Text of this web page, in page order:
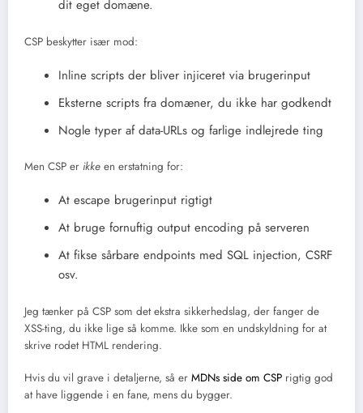
dit eget domæne.
CSP beskytter især mod:
Inline scripts der bliver injiceret via brugerinput
Eksterne scripts fra domæner, du ikke har godkendt
Nogle typer af data-URLs og farlige indlejrede ting
Men CSP er ikke en erstatning for:
At escape brugerinput rigtigt
At bruge fornuftig output encoding på serveren
At fikse sårbare endpoints med SQL injection, CSRF
osv.
Jeg tænker på CSP som det ekstra sikkerhedslag, der fanger de
XSS-ting, du ikke lige så komme. Ikke som en undskyldning for at
skrive rodet HTML rendering.
Hvis du vil grave i detaljerne, så er MDNs side om CSP rigtig god
at have liggende i en fane, mens du bygger.